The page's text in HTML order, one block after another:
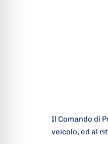
Il Comando di
veicolo, ed al